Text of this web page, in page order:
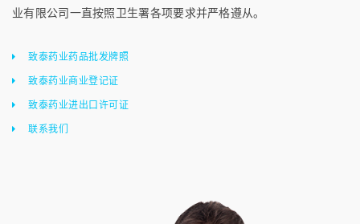
业有限公司一直按照卫生署各项要求并严格遵从。
致泰药业药品批发牌照
致泰药业商业登记证
致泰药业进出口许可证
联系我们